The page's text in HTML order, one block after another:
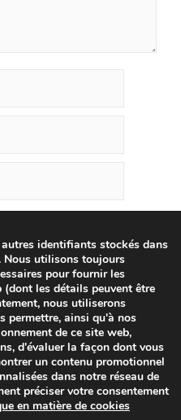
e-mail et mon site
mon prochain
identifiants stockés dans
Nous utilisons toujours
pour fournir les
les détails peuvent être
nous utiliserons
permettre, ainsi qu'à nos
de ce site web,
d'évaluer la façon dont vous
un contenu promotionnel
dans notre réseau de
préciser votre consentement
en matière de cookies